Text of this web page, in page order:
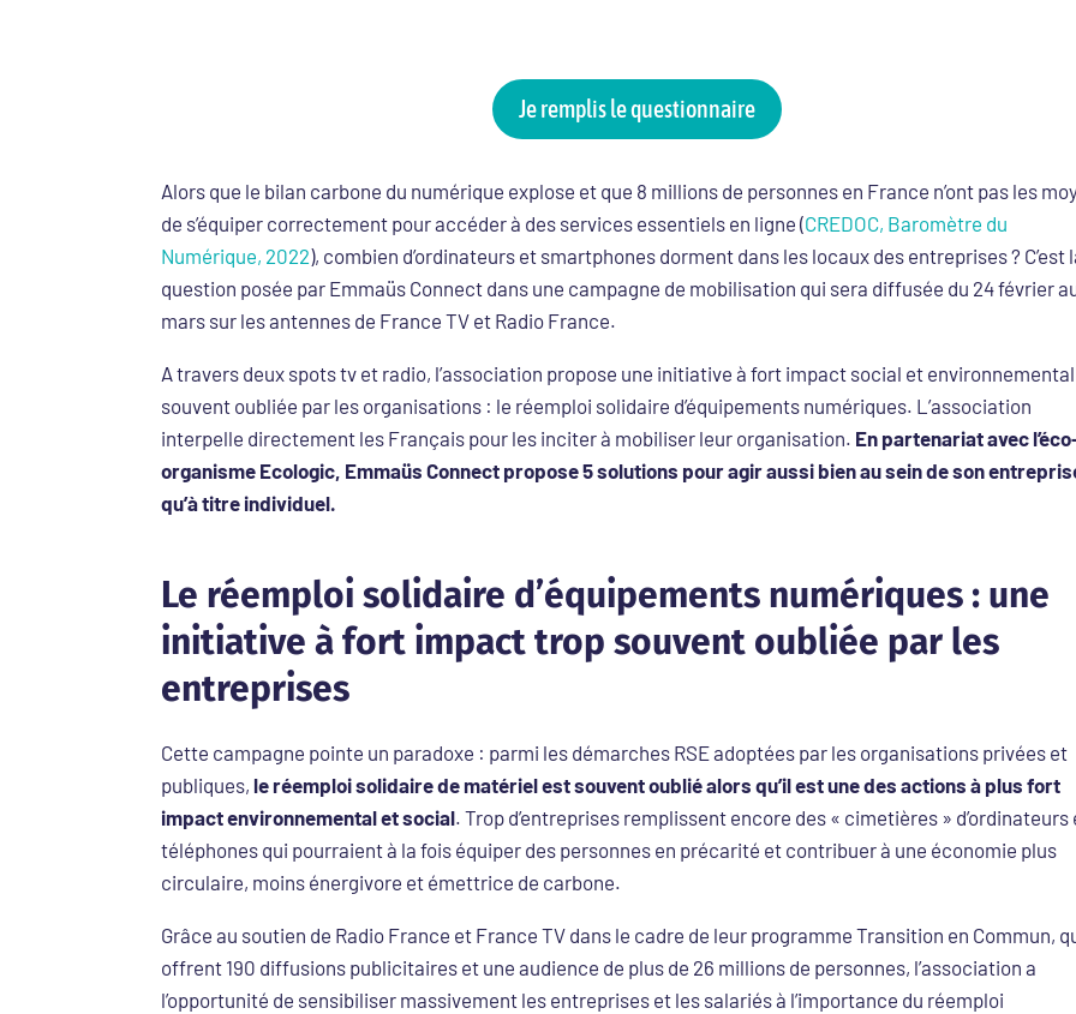
Je remplis le questionnaire
Alors que le bilan carbone du numérique explose et que 8 millions de personnes en France n’ont pas les
de s’équiper correctement pour accéder à des services essentiels en ligne(CREDOC, Baromètre du
Numérique, 2022), combien d’ordinateurs et smartphones dorment dans les locaux des entreprises ? C’est
question posée par Emmaüs Connect dans une campagne de mobilisation qui sera diffusée du 24 février
mars sur les antennes de France TV et Radio France.
A travers deux spots tv et radio, l’association propose une initiative à fort impact social et environnemental
souvent oubliée par les organisations : le réemploi solidaire d’équipements numériques. L’association
interpelle directement les Français pour les inciter à mobiliser leur organisation. En partenariat avec
organisme Ecologic, Emmaüs Connect propose 5 solutions pour agir aussi bien au sein de son
qu’à titre individuel.
Le réemploi solidaire d’équipements numériques : une
initiative à fort impact trop souvent oubliée par les
entreprises
Cette campagne pointe un paradoxe : parmi les démarches RSE adoptées par les organisations privées et
publiques, le réemploi solidaire de matériel est souvent oublié alors qu’il est une des actions à plus fort
impact environnemental et social. Trop d’entreprises remplissent encore des « cimetières » d’ordinateurs
téléphones qui pourraient à la fois équiper des personnes en précarité et contribuer à une économie plus
circulaire, moins énergivore et émettrice de carbone.
Grâce au soutien de Radio France et France TV dans le cadre de leur programme Transition en Commun,
offrent 190 diffusions publicitaires et une audience de plus de 26 millions de personnes, l’association a
l’opportunité de sensibiliser massivement les entreprises et les salariés à l’importance du réemploi